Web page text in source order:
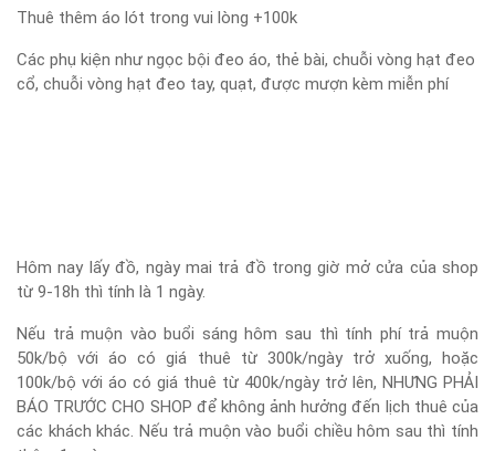
Thuê thêm áo lót trong vui lòng +100k
Các phụ kiện như ngọc bội đeo áo, thẻ bài, chuỗi vòng hạt đeo
cổ, chuỗi vòng hạt đeo tay, quạt, được mượn kèm miễn phí
Hôm nay lấy đồ, ngày mai trả đồ trong giờ mở cửa của shop
từ 9-18h thì tính là 1 ngày.
Nếu trả muộn vào buổi sáng hôm sau thì tính phí trả muộn
50k/bộ với áo có giá thuê từ 300k/ngày trở xuống, hoặc
100k/bộ với áo có giá thuê từ 400k/ngày trở lên, NHƯNG PHẢI
BÁO TRƯỚC CHO SHOP để không ảnh hưởng đến lịch thuê của
các khách khác. Nếu trả muộn vào buổi chiều hôm sau thì tính